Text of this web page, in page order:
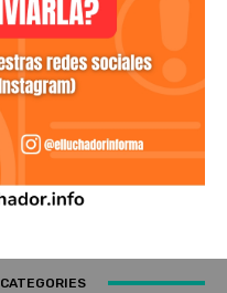
CATEGORIES